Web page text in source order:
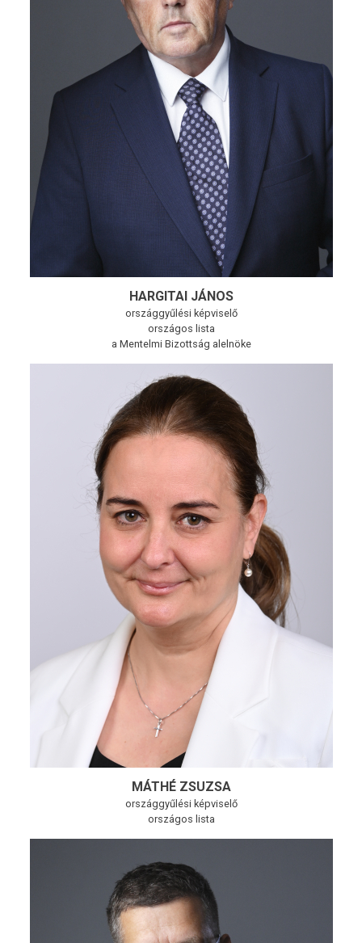
HARGITAI JÁNOS
országgyűlési képviselő
országos lista
a Mentelmi Bizottság alelnöke
MÁTHÉ ZSUZSA
országgyűlési képviselő
országos lista